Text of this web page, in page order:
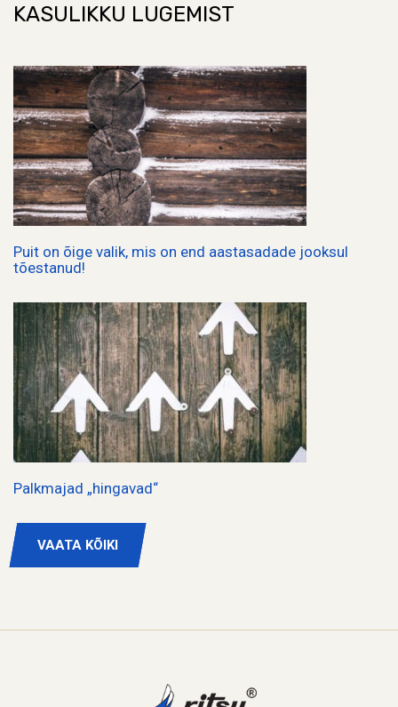
KASULIKKU LUGEMIST
Puit on õige valik, mis on end aastasadade jooksul
tõestanud!
Palkmajad „hingavad“
VAATA KÕIKI